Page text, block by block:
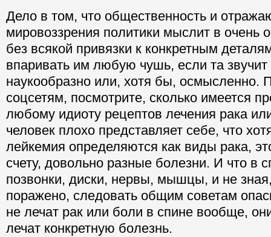
Дело в том, что общественность и
мировоззрения политики мыслит в очень
без всякой привязки к конкретным
впаривать им любую чушь, если та звучит
наукообразно или, хотя бы, осмысленно.
соцсетям, посмотрите, сколько имеется
любому идиоту рецептов лечения рака
человек плохо представляет себе, что
лейкемия определяются как виды рака,
счету, довольно разные болезни. И что в
позвонки, диски, нервы, мышцы, и не
поражено, следовать общим советам
не лечат рак или боли в спине вообще,
лечат конкретную болезнь.